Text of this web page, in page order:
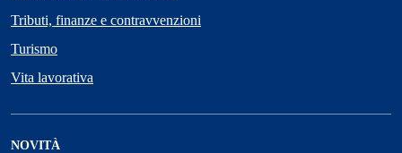
Tributi, finanze e contravvenzioni
Turismo
Vita lavorativa
NOVITÀ